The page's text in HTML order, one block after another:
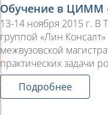
Обучение в ЦИММ
13-14 ноября 2015 г. В
группой «Лин
межвузовской
практических задачи
Подробнее